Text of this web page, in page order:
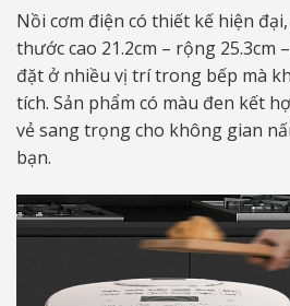
Nồi cơm điện có thiết kế hiện
thước cao 21.2cm – rộng 25.3cm
đặt ở nhiều vị trí trong bếp mà
tích. Sản phẩm có màu đen kết
vẻ sang trọng cho không gian
bạn.